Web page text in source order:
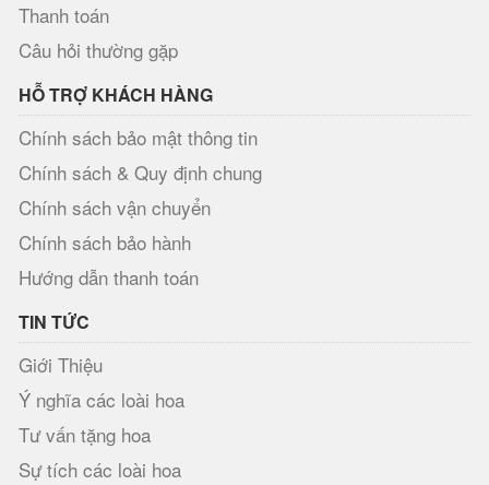
Thanh toán
Câu hỏi thường gặp
HỖ TRỢ KHÁCH HÀNG
Chính sách bảo mật thông tin
Chính sách & Quy định chung
Chính sách vận chuyển
Chính sách bảo hành
Hướng dẫn thanh toán
TIN TỨC
Giới Thiệu
Ý nghĩa các loài hoa
Tư vấn tặng hoa
Sự tích các loài hoa